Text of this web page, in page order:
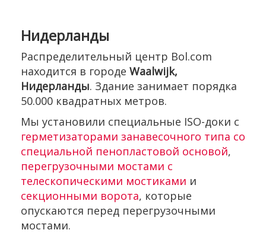
Нидерланды
Распределительный центр Bol.com
находится в городе Waalwijk,
Нидерланды. Здание занимает порядка
50.000 квадратных метров.
Мы установили специальные ISO-доки с
герметизаторами занавесочного типа со
специальной пенопластовой основой,
перегрузочными мостами с
телескопическими мостиками и
секционными ворота, которые
опускаются перед перегрузочными
мостами.